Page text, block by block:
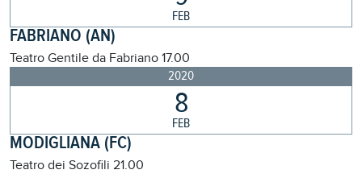
FEB
FABRIANO (AN)
Teatro Gentile da Fabriano 17.00
2020
8
FEB
MODIGLIANA (FC)
Teatro dei Sozofili 21.00